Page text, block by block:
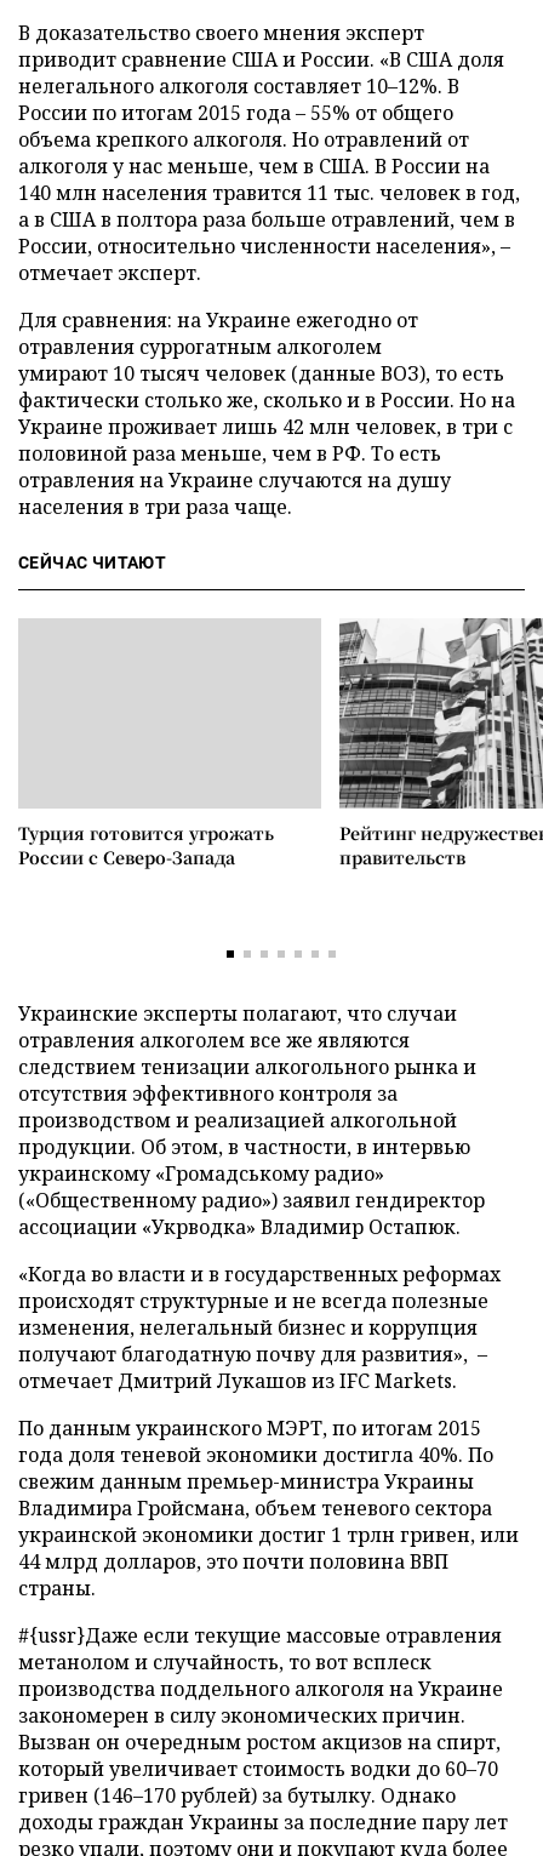
В доказательство своего мнения эксперт
приводит сравнение США и России. «В США доля
нелегального алкоголя составляет 10–12%. В
России по итогам 2015 года – 55% от общего
объема крепкого алкоголя. Но отравлений от
алкоголя у нас меньше, чем в США. В России на
140 млн населения травится 11 тыс. человек в год,
а в США в полтора раза больше отравлений, чем в
России, относительно численности населения», –
отмечает эксперт.
Для сравнения: на Украине ежегодно от
отравления суррогатным алкоголем
умирают 10 тысяч человек (данные ВОЗ), то есть
фактически столько же, сколько и в России. Но на
Украине проживает лишь 42 млн человек, в три с
половиной раза меньше, чем в РФ. То есть
отравления на Украине случаются на душу
населения в три раза чаще.
СЕЙЧАС ЧИТАЮТ
Турция готовится угрожать
России с Северо-Запада
Рейтинг
правительств
Украинские эксперты полагают, что случаи
отравления алкоголем все же являются
следствием тенизации алкогольного рынка и
отсутствия эффективного контроля за
производством и реализацией алкогольной
продукции. Об этом, в частности, в интервью
украинскому «Громадському радио»
(«Общественному радио») заявил гендиректор
ассоциации «Укрводка» Владимир Остапюк.
«Когда во власти и в государственных реформах
происходят структурные и не всегда полезные
изменения, нелегальный бизнес и коррупция
получают благодатную почву для развития», –
отмечает Дмитрий Лукашов из IFC Markets.
По данным украинского МЭРТ, по итогам 2015
года доля теневой экономики достигла 40%. По
свежим данным премьер-министра Украины
Владимира Гройсмана, объем теневого сектора
украинской экономики достиг 1 трлн гривен, или
44 млрд долларов, это почти половина ВВП
страны.
#{ussr}Даже если текущие массовые отравления
метанолом и случайность, то вот всплеск
производства поддельного алкоголя на Украине
закономерен в силу экономических причин.
Вызван он очередным ростом акцизов на спирт,
который увеличивает стоимость водки до 60–70
гривен (146–170 рублей) за бутылку. Однако
доходы граждан Украины за последние пару лет
резко упали, поэтому они и покупают куда более